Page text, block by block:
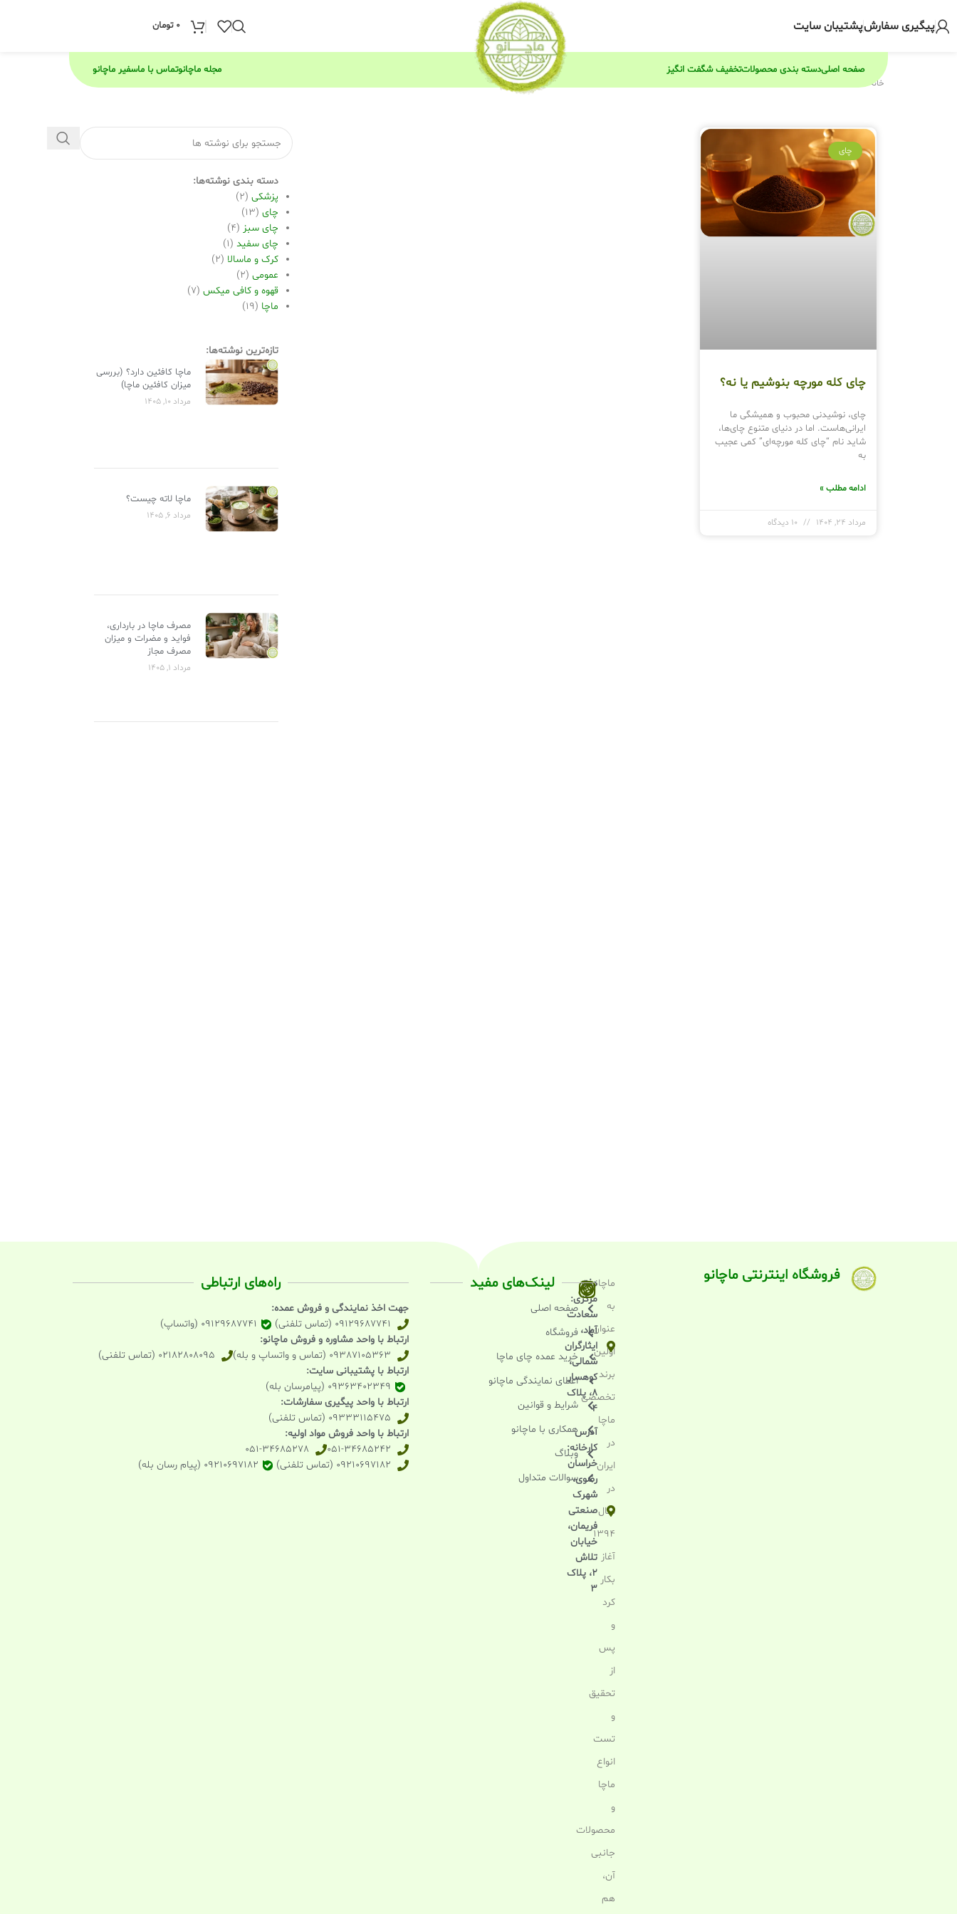
پیگیری سفارشپشتیبان سایت 0 تومان
صفحه اصلیدسته بندی محصولاتتخفیف شگفت انگیز مجله ماچانوتماس با ماسفیر ماچانو
خانه/
چای
چای کله مورچه بنوشیم یا نه؟
چای، نوشیدنی محبوب و همیشگی ما
ایرانی‌هاست. اما در دنیای متنوع چای‌ها،
شاید نام “چای کله مورچه‌ای” کمی عجیب
به
ادامه مطلب »
مرداد 24, 1404
دسته بندی نوشته‌ها:
پزشکی(2)
چای(13)
چای سبز (4)
چای سفید(1)
کرک و ماسالا (2)
عمومی(2)
قهوه و کافی میکس(7)
ماچا (19)
تازه‌ترین نوشته‌ها:
ماچا کافئین دارد؟ (بررسی
میزان کافئین ماچا)
مرداد 10, 1405
ماچا لاته چیست؟
مرداد 6, 1405
مصرف ماچا در بارداری،
فواید و مضرات و میزان
مصرف مجاز
مرداد 1, 1405
فروشگاه اینترنتی ماچانو
ماچانو
به
عنوان
اولین
برند
تخصصی
ماچا
در
ایران
در
سال
1394
آغاز
بکار
کرد
و
پس
از
تحقیق
و
تست
انواع
ماچا
و
محصولات
جانبی
آن،
هم
دفتر
مرکزی:
سعادت
آباد،
ایثارگران
شمالی،
کوهسار
۸، پلاک
۴
آدرس
کارخانه:
خراسان
رضوی،
شهرک
صنعتی
فریمان،
خیابان
تلاش
2، پلاک
3
لینک‌های مفید
صفحه اصلی
فروشگاه
خرید عمده چای ماچا
اعطای نمایندگی ماچانو
شرایط و قوانین
همکاری با ماچانو
وبلاگ
سوالات متداول
راه‌های ارتباطی
جهت اخذ نمایندگی و فروش عمده:
09129687741 (تماس تلفنی)
09129687741 (واتساپ)
ارتباط با واحد مشاوره و فروش ماچانو:
09387105363 (تماس و واتساپ و بله)
02182808095 (تماس تلفنی)
ارتباط با پشتیبانی سایت:
09363402349 (پیامرسان بله)
ارتباط با واحد پیگیری سفارشات:
09333115475 (تماس تلفنی)
ارتباط با واحد فروش مواد اولیه:
051-34685242
051-34685278
09210697182 (تماس تلفنی)
09210697182 (پیام رسان بله)